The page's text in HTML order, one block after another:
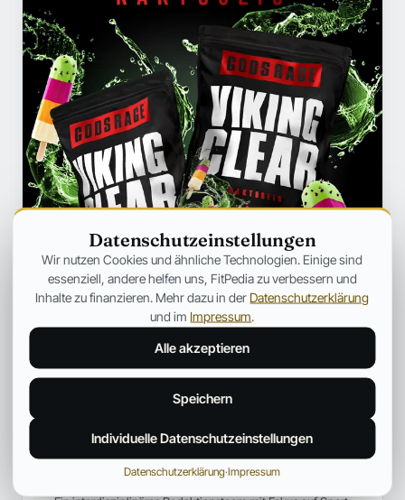
Fitpedia Redaktionsteam
REDAKTION UND QUALITÄTSPRÜFUNG
Datenschutzeinstellungen
Wir nutzen Cookies und ähnliche Technologien. Einige sind
essenziell, andere helfen uns, FitPedia zu verbessern und
Inhalte zu finanzieren. Mehr dazu in der Datenschutzerklärung
und im Impressum
Alle akzeptieren
Speichern
Individuelle Datenschutzeinstellungen
Datenschutzerklärung·Impressum